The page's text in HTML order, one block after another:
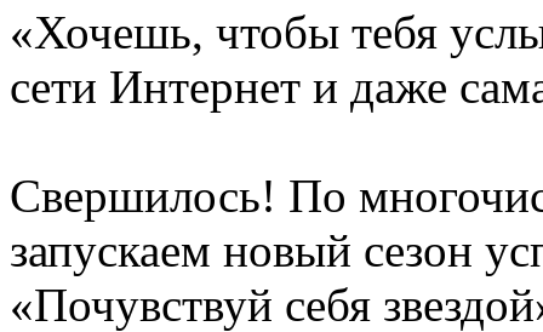
«Хочешь, чтобы тебя
сети Интернет и даже
Свершилось! По
запускаем новый сезон
«Почувствуй себя